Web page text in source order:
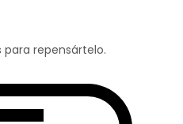
para repensártelo.